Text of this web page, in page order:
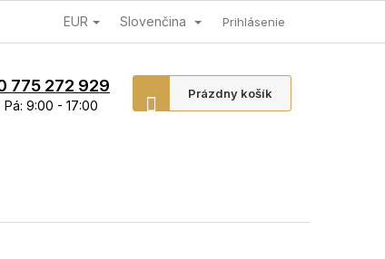
EUR Slovenčina Prihlásenie
775 272 929
Pá: 9:00 - 17:00
Nákupný
košík
Prázdny košík